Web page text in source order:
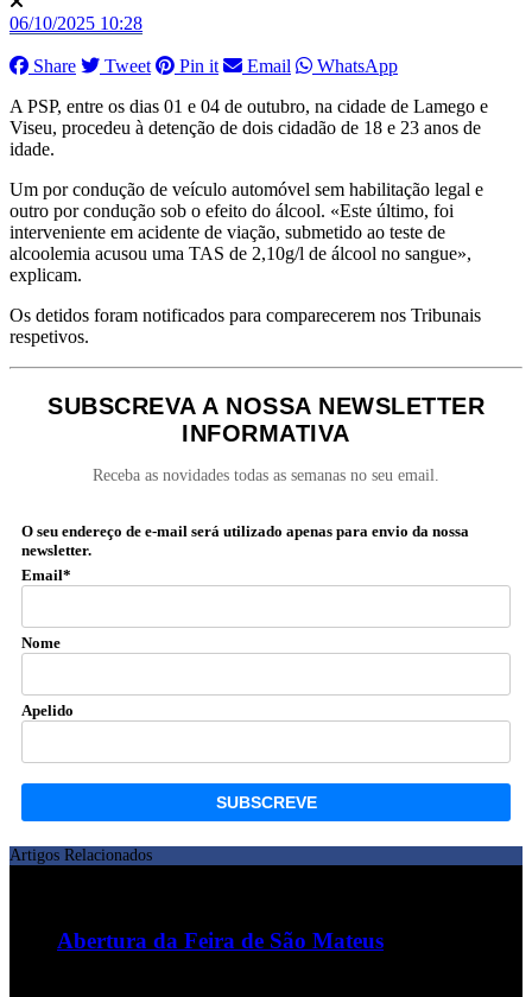
06/10/2025 10:28
Share Tweet Pin it Email
WhatsApp
A PSP, entre os dias 01 e 04 de outubro, na cidade de Lamego e
Viseu, procedeu à detenção de dois cidadão de 18 e 23 anos de
idade.
Um por condução de veículo automóvel sem habilitação legal e
outro por condução sob o efeito do álcool. «Este último, foi
interveniente em acidente de viação, submetido ao teste de
alcoolemia acusou uma TAS de 2,10g/l de álcool no sangue»,
explicam.
Os detidos foram notificados para comparecerem nos Tribunais
respetivos.
SUBSCREVA A NOSSA NEWSLETTER
INFORMATIVA
Receba as novidades todas as semanas no seu email.
O seu endereço de e-mail será utilizado apenas para envio da nossa
newsletter.
Email*
Nome
Apelido
Artigos Relacionados
Abertura da Feira de São Mateus